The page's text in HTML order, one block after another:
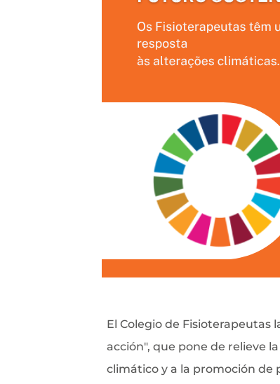
El Colegio de Fisioterapeutas
acción", que pone de relieve
climático y a la promoción de